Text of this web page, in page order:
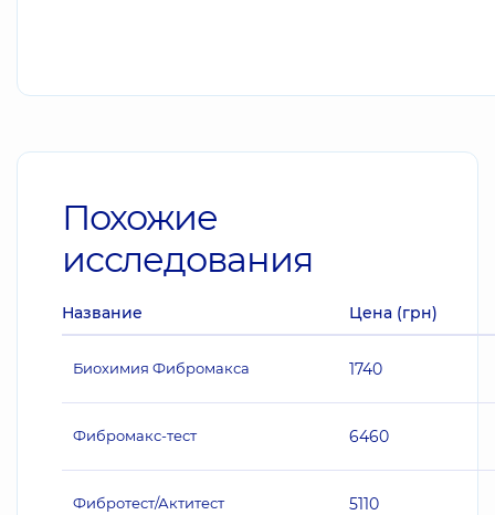
Похожие
исследования
Название Цена (грн)
Биохимия Фибромакса 1740
Фибромакс-тест 6460
Фибротест/Актитест 5110